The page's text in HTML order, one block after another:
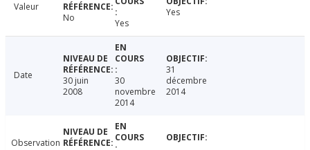
Valeur
No
Yes
Yes
Date
30 juin
2008
30
novembre
2014
31
décembre
2014
Observation